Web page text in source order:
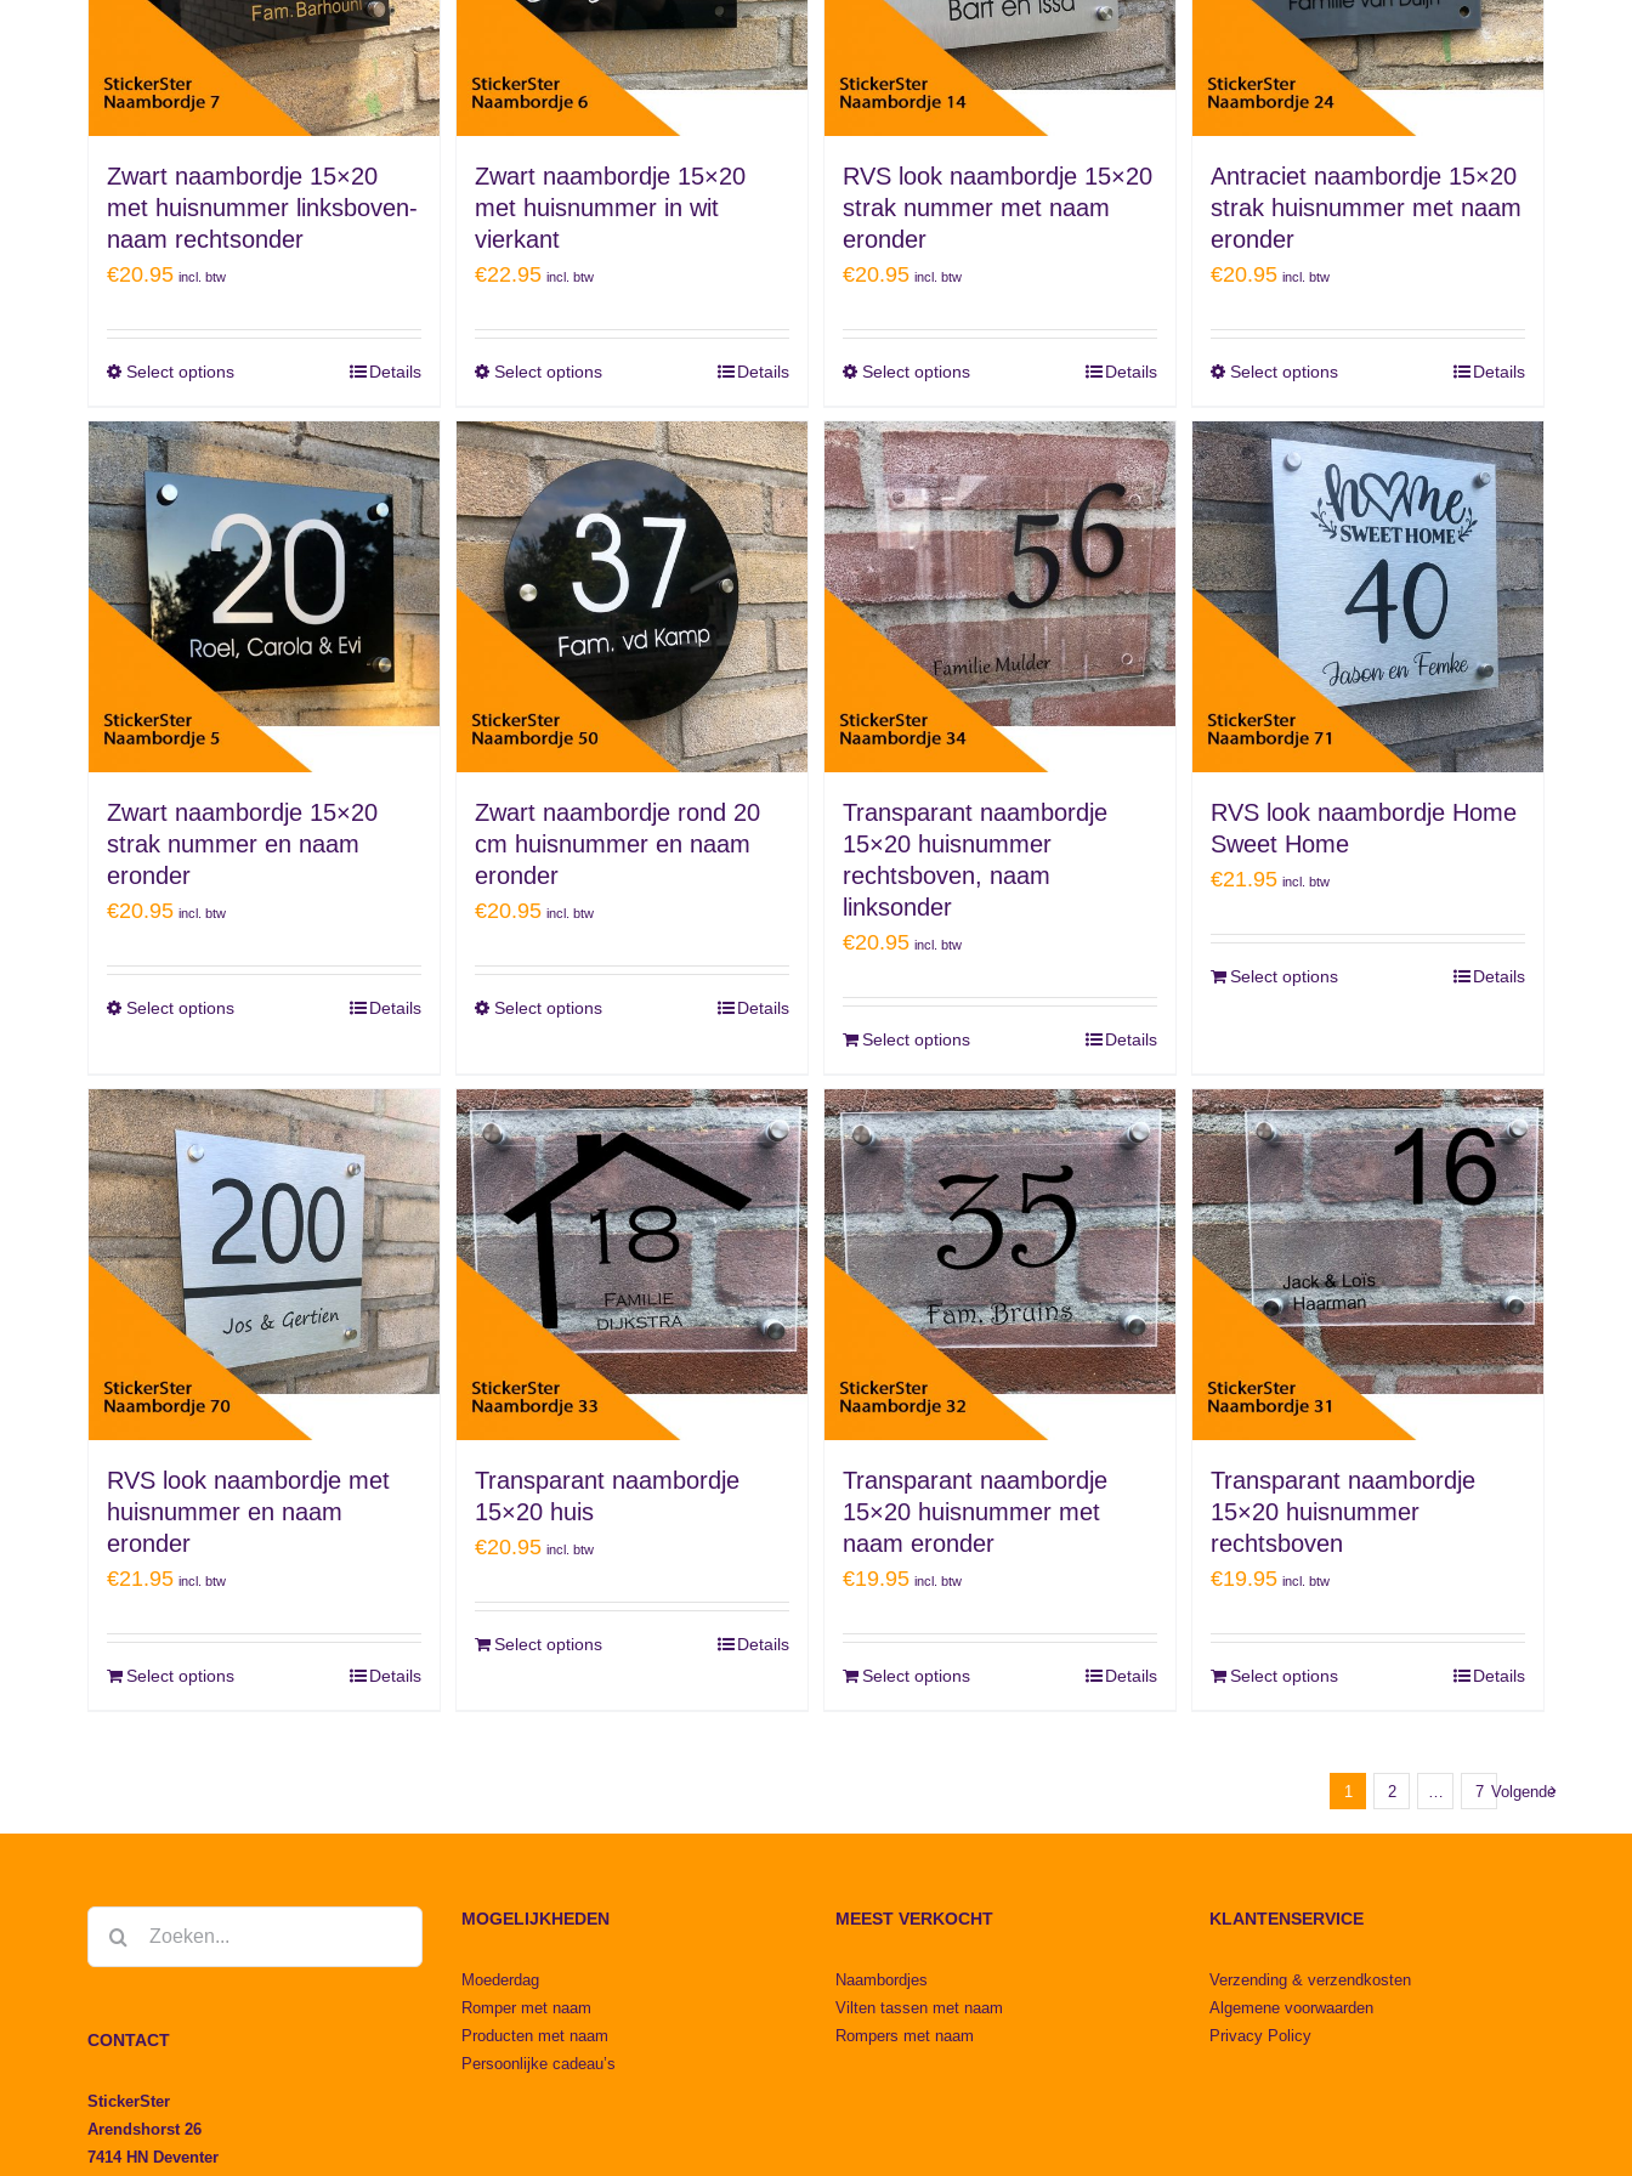
Zwart naambordje 15×20
met huisnummer linksboven-
naam rechtsonder
€20.95 incl. btw
Select options Details
Zwart naambordje 15×20
met huisnummer in wit
vierkant
€22.95 incl. btw
Select options Details
RVS look naambordje 15×20
strak nummer met naam
eronder
€20.95 incl. btw
Select options Details
Antraciet naambordje 15×20
strak huisnummer met naam
eronder
€20.95 incl. btw
Select options Details
Zwart naambordje 15×20
strak nummer en naam
eronder
€20.95 incl. btw
Select options Details
Zwart naambordje rond 20
cm huisnummer en naam
eronder
€20.95 incl. btw
Select options Details
Transparant naambordje
15×20 huisnummer
rechtsboven, naam
linksonder
€20.95 incl. btw
Select options Details
RVS look naambordje Home
Sweet Home
€21.95 incl. btw
Select options Details
RVS look naambordje met
huisnummer en naam
eronder
€21.95 incl. btw
Select options Details
Transparant naambordje
15×20 huis
€20.95 incl. btw
Select options Details
Transparant naambordje
15×20 huisnummer met
naam eronder
€19.95 incl. btw
Select options Details
Transparant naambordje
15×20 huisnummer
rechtsboven
€19.95 incl. btw
Select options Details
1 2 7 Volgende
naar:
CONTACT
StickerSter
Arendshorst 26
7414 HN Deventer
MOGELIJKHEDEN
Moederdag
Romper met naam
Producten met naam
Persoonlijke cadeau’s
MEEST VERKOCHT
Naambordjes
Vilten tassen met naam
Rompers met naam
KLANTENSERVICE
Verzending & verzendkosten
Algemene voorwaarden
Privacy Policy